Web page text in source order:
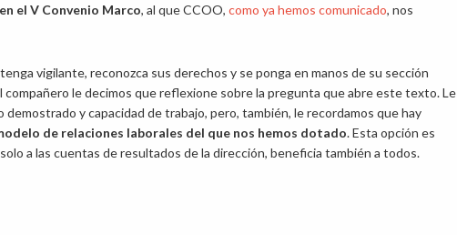
el V Convenio Marco, al que CCOO, como ya hemos comunicado, nos
vigilante, reconozca sus derechos y se ponga en manos de su sección
compañero le decimos que reflexione sobre la pregunta que abre este texto. Le
y capacidad de trabajo, pero, también, le recordamos que hay
de relaciones laborales del que nos hemos dotado. Esta opción es
a las cuentas de resultados de la dirección, beneficia también a todos.